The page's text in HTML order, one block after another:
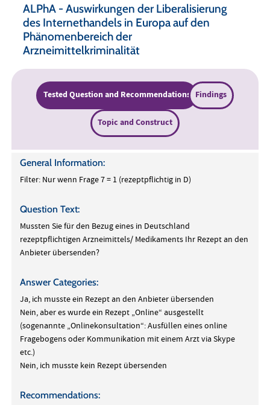
ALPhA - Auswirkungen der Liberalisierung
des Internethandels in Europa auf den
Phänomenbereich der
Arzneimittelkriminalität
Tested Question and Recommendations Findings
Topic and Construct
General Information:
Filter: Nur wenn Frage 7 = 1 (rezeptpflichtig in D)
Question Text:
Mussten Sie für den Bezug eines in Deutschland
rezeptpflichtigen Arzneimittels/ Medikaments Ihr Rezept an den
Anbieter übersenden?
Answer Categories:
Ja, ich musste ein Rezept an den Anbieter übersenden
Nein, aber es wurde ein Rezept „Online“ ausgestellt
(sogenannte „Onlinekonsultation“: Ausfüllen eines online
Fragebogens oder Kommunikation mit einem Arzt via Skype
etc.)
Nein, ich musste kein Rezept übersenden
Recommendations: